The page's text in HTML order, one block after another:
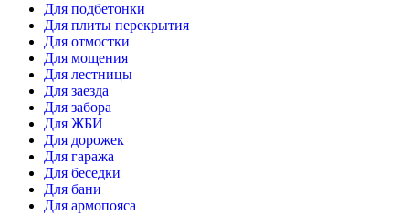
Для подбетонки
Для плиты перекрытия
Для отмостки
Для мощения
Для лестницы
Для заезда
Для забора
Для ЖБИ
Для дорожек
Для гаража
Для беседки
Для бани
Для армопояса